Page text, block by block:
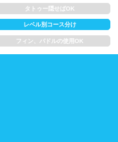
タトゥー隠せばOK
レベル別コース分け
フィン、パドルの使用OK
大人向け水泳教室